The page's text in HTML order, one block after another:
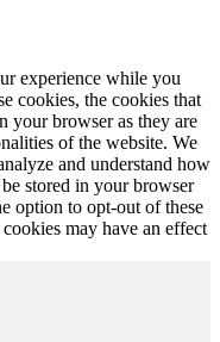
experience while you
cookies, the cookies that
your browser as they are
of the website. We
and understand how
stored in your browser
option to opt-out of these
may have an effect